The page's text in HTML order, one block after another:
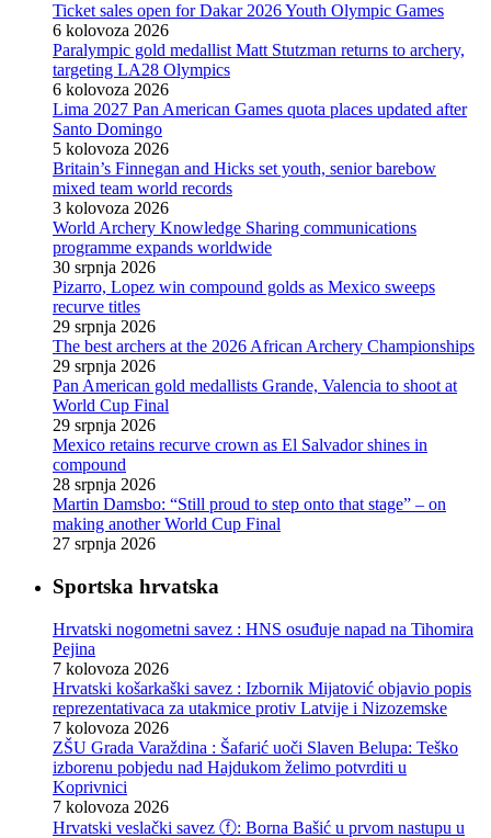
Ticket sales open for Dakar 2026 Youth Olympic Games
6 kolovoza 2026
Paralympic gold medallist Matt Stutzman returns to archery,
targeting LA28 Olympics
6 kolovoza 2026
Lima 2027 Pan American Games quota places updated after
Santo Domingo
5 kolovoza 2026
Britain’s Finnegan and Hicks set youth, senior barebow
mixed team world records
3 kolovoza 2026
World Archery Knowledge Sharing communications
programme expands worldwide
30 srpnja 2026
Pizarro, Lopez win compound golds as Mexico sweeps
recurve titles
29 srpnja 2026
The best archers at the 2026 African Archery Championships
29 srpnja 2026
Pan American gold medallists Grande, Valencia to shoot at
World Cup Final
29 srpnja 2026
Mexico retains recurve crown as El Salvador shines in
compound
28 srpnja 2026
Martin Damsbo: “Still proud to step onto that stage” – on
making another World Cup Final
27 srpnja 2026
Sportska hrvatska
Hrvatski nogometni savez : HNS osuđuje napad na Tihomira
Pejina
7 kolovoza 2026
Hrvatski košarkaški savez : Izbornik Mijatović objavio popis
reprezentativaca za utakmice protiv Latvije i Nizozemske
7 kolovoza 2026
ZŠU Grada Varaždina : Šafarić uoči Slaven Belupa: Teško
izborenu pobjedu nad Hajdukom želimo potvrditi u
Koprivnici
7 kolovoza 2026
Hrvatski veslački savez ⓕ: Borna Bašić u prvom nastupu u